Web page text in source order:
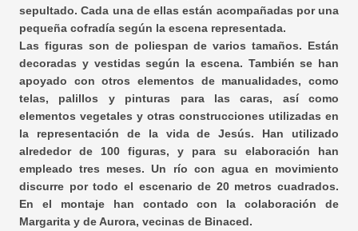
sepultado. Cada una de ellas están acompañadas por una
pequeña cofradía según la escena representada.
Las figuras son de poliespan de varios tamaños. Están
decoradas y vestidas según la escena. También se han
apoyado con otros elementos de manualidades, como
telas, palillos y pinturas para las caras, así como
elementos vegetales y otras construcciones utilizadas en
la representación de la vida de Jesús. Han utilizado
alrededor de 100 figuras, y para su elaboración han
empleado tres meses. Un río con agua en movimiento
discurre por todo el escenario de 20 metros cuadrados.
En el montaje han contado con la colaboración de
Margarita y de Aurora, vecinas de Binaced.